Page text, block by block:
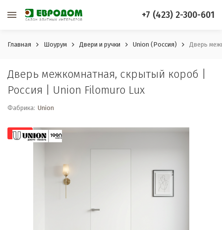
+7 (423) 2-300-601
Главная Шоурум Двери и ручки Union (Россия) Дверь
Дверь межкомнатная, скрытый короб |
Россия | Union Filomuro Lux
Фабрика: Union
-10%